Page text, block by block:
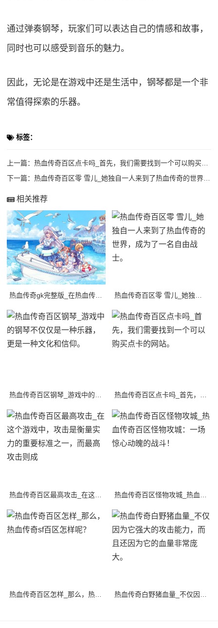
通过弹奏钢琴，玩家们可以表达自己的情感和故事，
同时也可以感受到音乐的魅力。
因此，无论是在游戏中还是生活中，钢琴都是一个非
常值得探索的乐器。
标签：
上一篇： 热血传奇百区点卡吗_首先，我们需要找到一个可以购买点卡的网站。
下一篇： 热血传奇百区零 雪儿_她独自一人来到了热血传奇的世界，成为了一名自由战士。
相关推荐
热血传奇百区钢琴_游戏中的钢琴不仅仅是一种乐器，更是一种文化和信仰。 热血传奇百区点卡吗_首先，我们需要找到一个可以购买点卡的网站。
热血传奇百区怎样_那么，热血传奇sf百区怎样呢？ 热血传奇白野猪血量_不仅因为它强大的攻击能力，而且还因为它的血量非常庞大。